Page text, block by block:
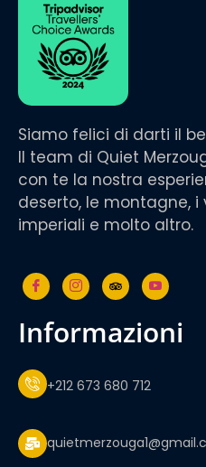
Siamo felici di darti il
Il team di Quiet
con te la nostra
deserto, le montagne,
imperiali e molto altro.
informazioni
+212 673 680 712